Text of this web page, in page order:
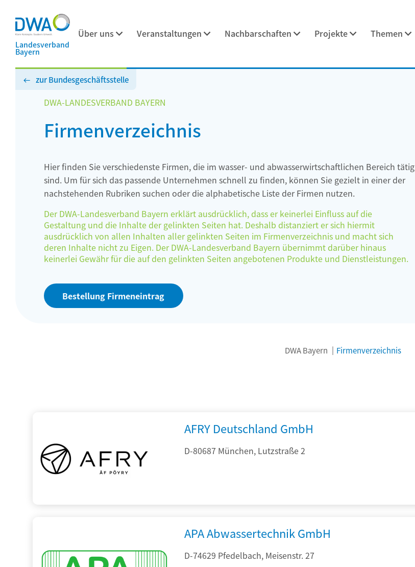
Landesverband
Bayern
Über uns Veranstaltungen Nachbarschaften Projekte Themen
zur Bundesgeschäftsstelle
DWA-LANDESVERBAND BAYERN
Firmenverzeichnis
Hier finden Sie verschiedenste Firmen, die im wasser- und abwasserwirtschaftlichen Bereich tätig
sind. Um für sich das passende Unternehmen schnell zu finden, können Sie gezielt in einer der
nachstehenden Rubriken suchen oder die alphabetische Liste der Firmen nutzen.
Der DWA-Landesverband Bayern erklärt ausdrücklich, dass er keinerlei Einfluss auf die
Gestaltung und die Inhalte der gelinkten Seiten hat. Deshalb distanziert er sich hiermit
ausdrücklich von allen Inhalten aller gelinkten Seiten im Firmenverzeichnis und macht sich
deren Inhalte nicht zu Eigen. Der DWA-Landesverband Bayern übernimmt darüber hinaus
keinerlei Gewähr für die auf den gelinkten Seiten angebotenen Produkte und Dienstleistungen.
Bestellung Firmeneintrag
DWA Bayern Firmenverzeichnis
AFRY Deutschland GmbH
D-80687 München, Lutzstraße 2
APA Abwassertechnik GmbH
D-74629 Pfedelbach, Meisenstr. 27